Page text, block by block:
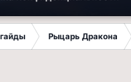
Рыцарь Дракона